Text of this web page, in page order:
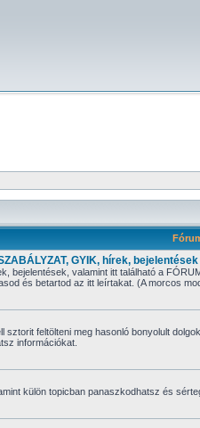
GYIK, hírek, bejelentések
bejelentések, valamint itt található a
és betartod az itt leírtakat. (A morcos
sztorit feltölteni meg hasonló bonyolult
információkat.
külön topicban panaszkodhatsz és